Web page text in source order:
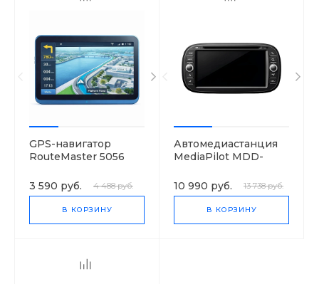
GPS-навигатор
RouteMaster 5056
3 590 руб. 4 488 руб.
В КОРЗИНУ
Автомедиастанция
MediaPilot MDD-
10 990 руб.
13 738 руб.
В КОРЗИНУ